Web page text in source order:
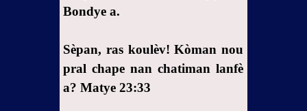
Bondye a.
Sèpan, ras koulèv! Kòman nou
pral chape nan chatiman lanfè
a? Matye 23:33